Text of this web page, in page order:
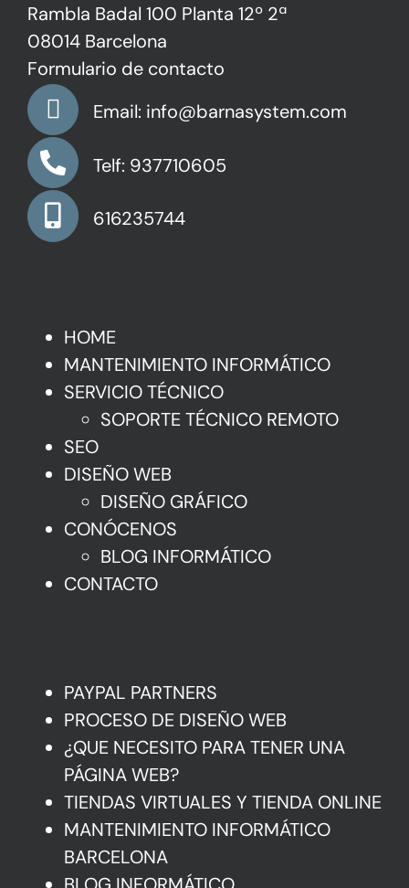
Rambla Badal 100 Planta 12º 2ª
08014 Barcelona
Formulario de contacto
Email: info@barnasystem.com
Telf: 937710605
616235744
HOME
MANTENIMIENTO INFORMÁTICO
SERVICIO TÉCNICO
SOPORTE TÉCNICO REMOTO
SEO
DISEÑO WEB
DISEÑO GRÁFICO
CONÓCENOS
BLOG INFORMÁTICO
CONTACTO
PAYPAL PARTNERS
PROCESO DE DISEÑO WEB
¿QUE NECESITO PARA TENER UNA
PÁGINA WEB?
TIENDAS VIRTUALES Y TIENDA ONLINE
MANTENIMIENTO INFORMÁTICO
BARCELONA